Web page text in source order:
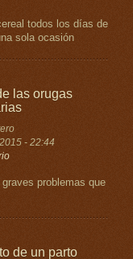
todos los días de
sola ocasión
las orugas
- 22:44
problemas que
de un parto